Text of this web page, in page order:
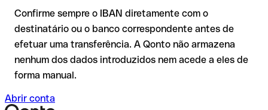
precaução é especialmente importante com montantes
elevados ou em novas relações comerciais.
Confirme sempre o IBAN diretamente com o
destinatário ou o banco correspondente antes de
efetuar uma transferência. A Qonto não armazena
nenhum dos dados introduzidos nem acede a eles de
forma manual.
Abrir conta